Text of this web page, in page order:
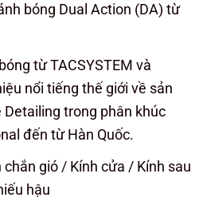
bóng Dual Action (DA) từ
từ TACSYSTEM và
nổi tiếng thế giới về sản
trong phân khúc
đến từ Hàn Quốc.
chắn gió / Kính cửa / Kính sau
hậu